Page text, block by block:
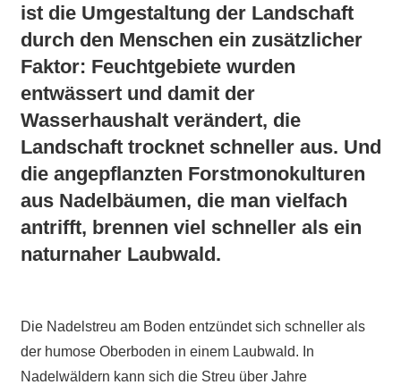
ist die Umgestaltung der Landschaft
durch den Menschen ein zusätzlicher
Faktor: Feuchtgebiete wurden
entwässert und damit der
Wasserhaushalt verändert, die
Landschaft trocknet schneller aus. Und
die angepflanzten Forstmonokulturen
aus Nadelbäumen, die man vielfach
antrifft, brennen viel schneller als ein
naturnaher Laubwald.
Die Nadelstreu am Boden entzündet sich schneller als
der humose Oberboden in einem Laubwald. In
Nadelwäldern kann sich die Streu über Jahre